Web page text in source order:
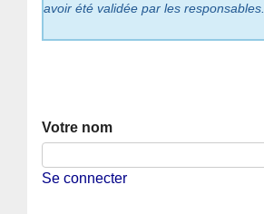
avoir été validée par les responsables.
Votre nom
Se connecter